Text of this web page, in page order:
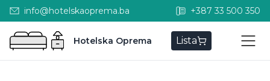
info@hotelskaoprema.ba +387 33 500 350
Hotelska Oprema Lista